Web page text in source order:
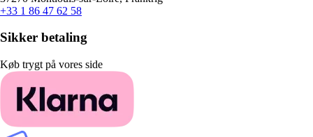
+33 1 86 47 62 58
Sikker betaling
Køb trygt på vores side